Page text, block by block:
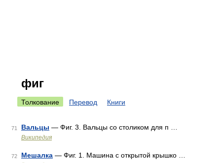
фиг
Толкование Перевод Книги
71 Вальцы — Фиг. 3. Вальцы со столиком для п …
Википедия
72 Мешалка — Фиг. 1. Машина с открытой крышко …